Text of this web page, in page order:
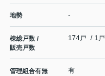
地勢 -
棟総戸数 /
販売戸数
174戸 / 1戸
管理組合有無 有